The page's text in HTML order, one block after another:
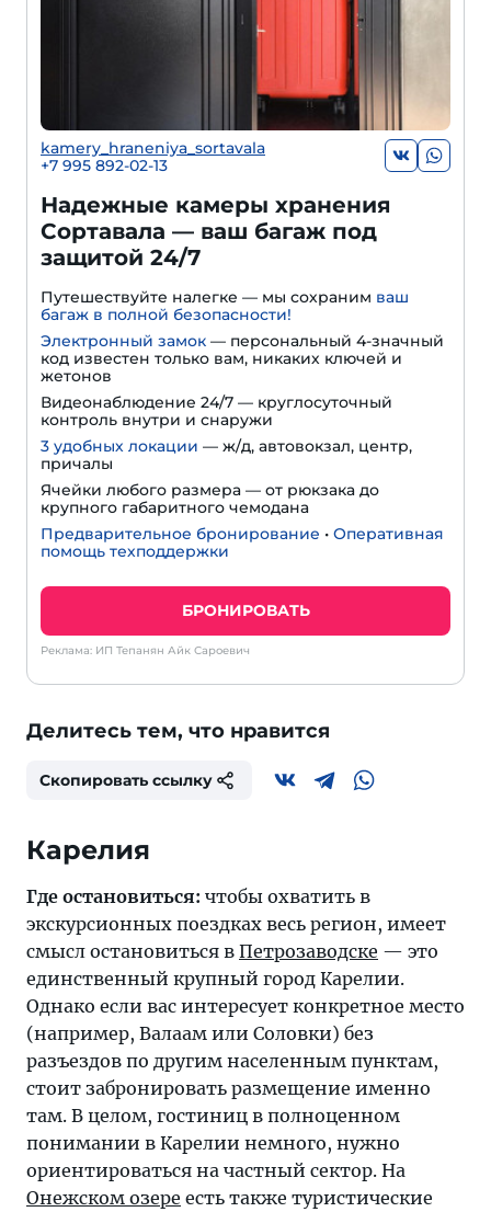
kamery_hraneniya_sortavala
+7 995 892-02-13
Надежные камеры хранения
Сортавала — ваш багаж под
защитой 24/7
Путешествуйте налегке — мы сохраним ваш
багаж в полной безопасности!
Электронный замок — персональный 4-значный
код известен только вам, никаких ключей и
жетонов
Видеонаблюдение 24/7 — круглосуточный
контроль внутри и снаружи
3 удобных локации — ж/д, автовокзал, центр,
причалы
Ячейки любого размера — от рюкзака до
крупного габаритного чемодана
Предварительное бронирование • Оперативная
помощь техподдержки
БРОНИРОВАТЬ
Реклама: ИП Тепанян Айк Сароевич
Делитесь тем, что нравится
Скопировать ссылку
Где остановиться: чтобы охватить в
экскурсионных поездках весь регион, имеет
смысл остановиться в Петрозаводске — это
единственный крупный город Карелии.
Однако если вас интересует конкретное место
(например, Валаам или Соловки) без
разъездов по другим населенным пунктам,
стоит забронировать размещение именно
там. В целом, гостиниц в полноценном
понимании в Карелии немного, нужно
ориентироваться на частный сектор. На
Онежском озере есть также туристические